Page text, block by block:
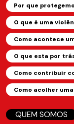
Por que
O que é uma
Como acontece
O que esta por
Como contribuir
Como acolher
QUEM SOMOS